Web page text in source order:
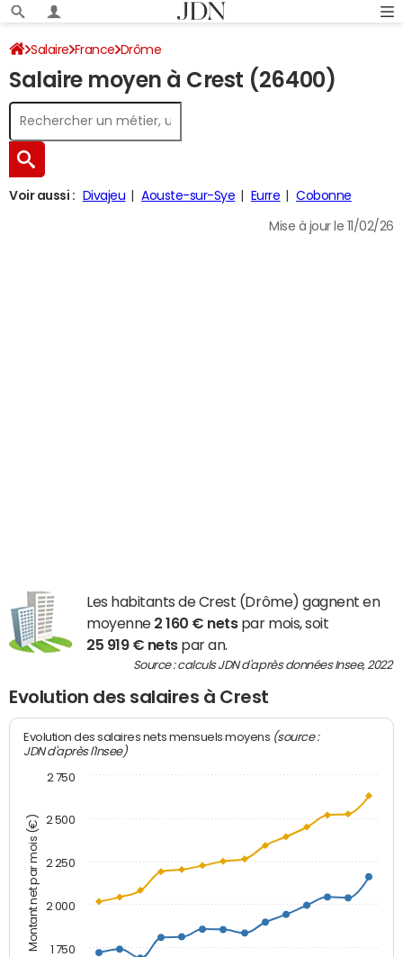
Salaire France Drôme
Salaire moyen à Crest (26400)
Voir aussi : Divajeu Aouste-sur-Sye Eurre Cobonne
Mise à jour le 11/02/26
Les habitants de Crest (Drôme) gagnent en
moyenne 2 160 € netspar mois, soit
25 919 € netspar an.
Source : calculs JDN d'après données Insee, 2022
Evolution des salaires à Crest
Montant net par mois (€)
Evolution des salaires nets mensuels moyens (source :
JDN d'après l'Insee)
1 750
2 000
2 250
2 500
2 750